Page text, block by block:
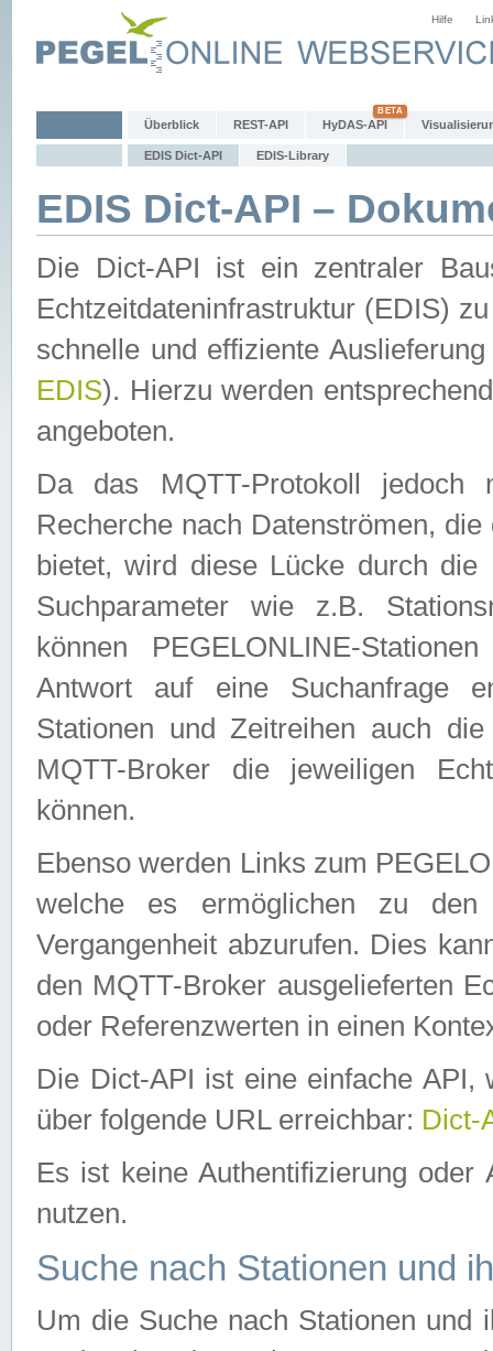
Hilfe
Überblick REST-API HyDAS-API
EDIS Dict-API EDIS-Library
EDIS Dict-API –
Die Dict-API ist ein zentraler
Echtzeitdateninfrastruktur (EDIS)
schnelle und effiziente
EDIS). Hierzu werden
angeboten.
Da das MQTT-Protokoll jedoch
Recherche nach Datenströmen,
bietet, wird diese Lücke durch die
Suchparameter wie z.B.
können PEGELONLINE-
Antwort auf eine Suchanfrage
Stationen und Zeitreihen auch
MQTT-Broker die jeweiligen
können.
Ebenso werden Links zum
welche es ermöglichen zu den
Vergangenheit abzurufen. Dies
den MQTT-Broker ausgelieferten
oder Referenzwerten in einen
Die Dict-API ist eine einfache API,
über folgende URL erreichbar: Dict-
Es ist keine Authentifizierung
nutzen.
Suche nach Stationen und
Um die Suche nach Stationen und